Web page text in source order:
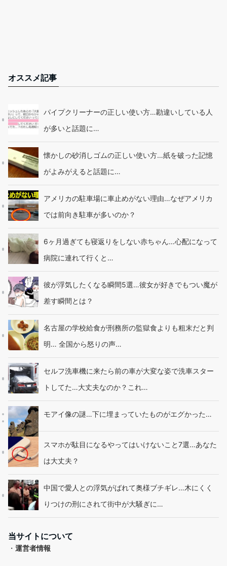
オススメ記事
パイプクリーナーの正しい使い方…勘違いしている人
が多いと話題に…
懐かしの砂消しゴムの正しい使い方…紙を破った記憶
がよみがえると話題に…
アメリカの駐車場に車止めがない理由…なぜアメリカ
では前向き駐車が多いのか？
6ヶ月過ぎても寝返りをしない赤ちゃん…心配になって
病院に連れて行くと…
彼が浮気したくなる瞬間5選…彼女が好きでもつい魔が
差す瞬間とは？
名古屋の学校給食が刑務所の監獄食よりも粗末だと判
明… 全国から怒りの声…
セルフ洗車機に来たら前の車が大変な姿で洗車スター
トしてた…大丈夫なのか？これ…
モアイ像の謎…下に埋まっていたものがエグかった…
スマホが駄目になるやってはいけないこと7選…あなた
は大丈夫？
中国で愛人との浮気がばれて奥様ブチギレ…木にくく
りつけの刑にされて街中が大騒ぎに…
当サイトについて
・ 運営者情報